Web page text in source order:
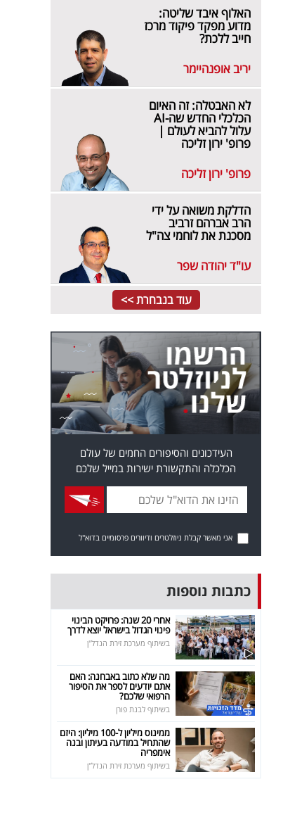
האלוף איבד שליטה:
מדוע מפקד פיקוד מרכז
חייב ללכת?
יריב אופנהיימר
לא האבטלה: זה האיום
הכלכלי החדש שה-AI
עלול להביא לעולם |
פרופ' ירון זליכה
פרופ' ירון זליכה
הדלקת משואה על ידי
הרב אברהם זרביב
מסכנת את לוחמי צה"ל
עו"ד יהודה שפר
עוד בנבחרת >>
העידכונים והסיפורים החמים של עולם
הכלכלה והתקשורת ישירות במייל שלכם
אני מאשר קבלת ניוזלטרים ודיוורים פרסומיים בדוא"ל
כתבות נוספות
אחרי 20 שנה: פרויקט הבינוי
פינוי הגדול בישראל יוצא לדרך
בשיתוף מערכת זירת הנדל"ן
מה שלא כתוב באבחנה: האם
אתם יודעים לספר את הסיפור
הרפואי שלכם?
בשיתוף לבנת פורן
ממינוס מיליון ל-100 מיליון: היזם
שהתחיל במודעה בעיתון ובנה
אימפריה
בשיתוף מערכת זירת הנדל"ן